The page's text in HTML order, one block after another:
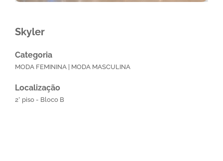
Skyler
Categoria
MODA FEMININA | MODA MASCULINA
Localização
2° piso - Bloco B